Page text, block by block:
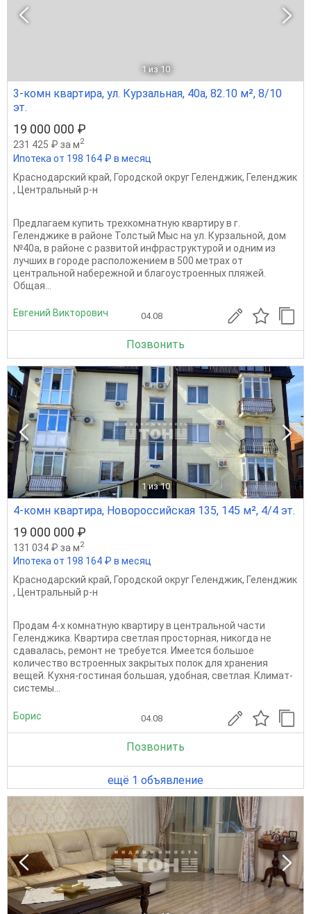
1 из 10
3-комн квартира, ул. Курзальная, 40а, 82.10 м², 8/10
эт.
19 000 000 ₽
231 425 ₽ за м2
Ипотека от 198 164 ₽ в месяц
Краснодарский край, Городской округ Геленджик, Геленджик
, Центральный р-н
Предлагаем купить трехкомнатную квартиру в г.
Геленджике в районе Толстый Мыс на ул. Курзальной, дом
№40а, в районе с развитой инфраструктурой и одним из
лучших в городе расположением в 500 метрах от
центральной набережной и благоустроенных пляжей.
Общая...
Евгений Викторович 04.08
Позвонить
1 из 10
4-комн квартира, Новороссийская 135, 145 м², 4/4 эт.
19 000 000 ₽
131 034 ₽ за м2
Ипотека от 198 164 ₽ в месяц
Краснодарский край, Городской округ Геленджик, Геленджик
, Центральный р-н
Пpoдам 4-х комнатную квартиру в центральной части
Гeленджика. Квартира светлая просторная, никогда не
сдавалась, ремонт не требуется. Имеется большое
количество встроенных закрытых полок для хранения
вещей. Кухня-гостиная большая, удобная, светлая. Климат-
системы...
Борис 04.08
Позвонить
ещё 1 объявление